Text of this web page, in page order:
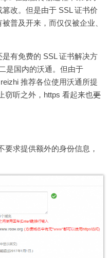
改。但是由于 SSL 证书价
普及开来，而仅仅被企业、
有免费的 SSL 证书解决方
是国内的沃通。但由于
推荐各位使用沃通所提
窃听之外，https 看起来也更
要求提供额外的身份信息，